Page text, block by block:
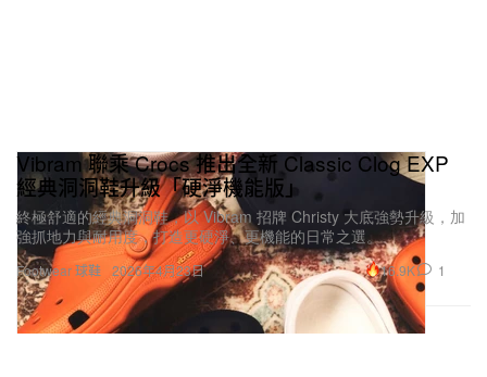
Footwear 球鞋
Vibram 聯乘 Crocs 推出全新 Classic Clog EXP
經典洞洞鞋升級「硬淨機能版」
終極舒適的經典洞洞鞋，以 Vibram 招牌 Christy 大底強勢升級，加
強抓地力與耐用度，打造更硬淨、更機能的日常之選。
2026年4月23日 16.9K 1